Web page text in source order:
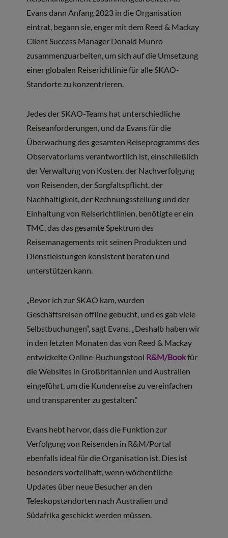
Evans dann Anfang 2023 in die Organisation
eintrat, begann sie, enger mit dem Reed & Mackay
Client Success Manager Donald Munro
zusammenzuarbeiten, um sich auf die Umsetzung
einer globalen Reiserichtlinie für alle SKAO-
Standorte zu konzentrieren.
Jedes der SKAO-Teams hat unterschiedliche
Reiseanforderungen, und da Evans für die
Überwachung des gesamten Reiseprogramms des
Observatoriums verantwortlich ist, einschließlich
der Verwaltung von Kosten, der Nachverfolgung
von Reisenden, der Sorgfaltspflicht, der
Nachhaltigkeit, der Rechnungsstellung und der
Einhaltung von Reiserichtlinien, benötigte er ein
TMC, das das gesamte Spektrum des
Reisemanagements mit seinen Produkten und
Dienstleistungen konsistent beraten und
unterstützen kann.
„Bevor ich zur SKAO kam, wurden
Geschäftsreisen offline gebucht, und es gab viele
Selbstbuchungen“, sagt Evans. „Deshalb haben wir
in den letzten Monaten das von Reed & Mackay
entwickelte Online-Buchungstool R&M/Bookfür
die Websites in Großbritannien und Australien
eingeführt, um die Kundenreise zu vereinfachen
und transparenter zu gestalten.“
Evans hebt hervor, dass die Funktion zur
Verfolgung von Reisenden in R&M/Portal
ebenfalls ideal für die Organisation ist. Dies ist
besonders vorteilhaft, wenn wöchentliche
Updates über neue Besucher an den
Teleskopstandorten nach Australien und
Südafrika geschickt werden müssen.